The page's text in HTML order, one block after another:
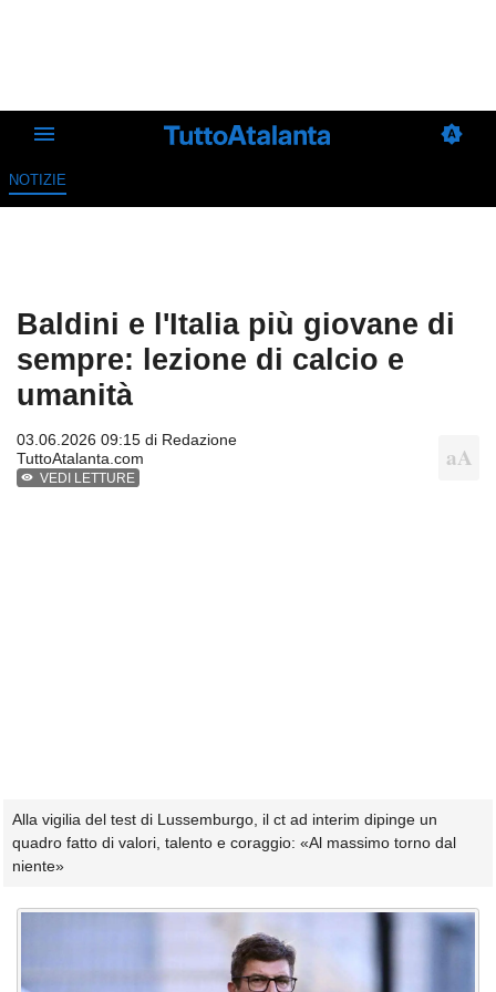
NOTIZIE
Baldini e l'Italia più giovane di
sempre: lezione di calcio e
umanità
03.06.2026 09:15 di Redazione
TuttoAtalanta.com
VEDI LETTURE
Alla vigilia del test di Lussemburgo, il ct ad interim dipinge un
quadro fatto di valori, talento e coraggio: «Al massimo torno dal
niente»